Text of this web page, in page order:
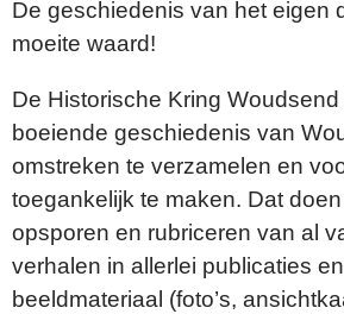
De geschiedenis van het eigen
moeite waard!
De Historische Kring
boeiende geschiedenis van
omstreken te verzamelen en
toegankelijk te maken. Dat
opsporen en rubriceren van al
verhalen in allerlei publicaties
beeldmateriaal (foto’s,